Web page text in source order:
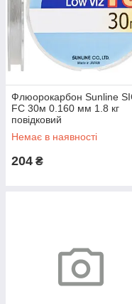
Флюорокарбон Sunline
FC 30м 0.160 мм 1.8 кг
повідковий
Немає в наявності
204 ₴